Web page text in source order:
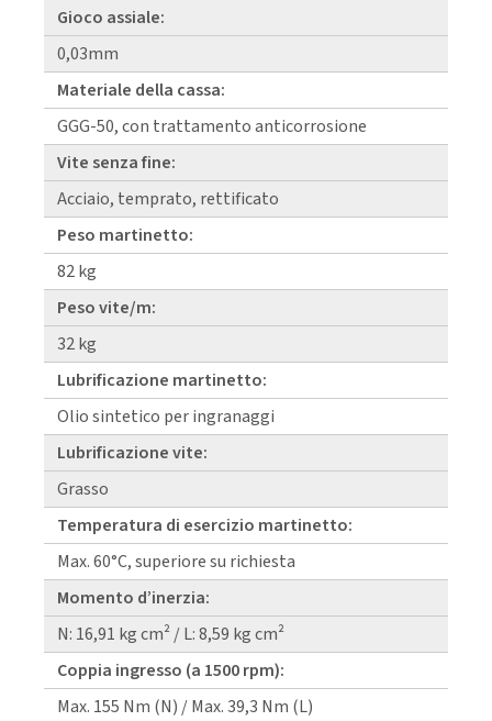
Gioco assiale:
0,03mm
Materiale della cassa:
GGG-50, con trattamento anticorrosione
Vite senza fine:
Acciaio, temprato, rettificato
Peso martinetto:
82 kg
Peso vite/m:
32 kg
Lubrificazione martinetto:
Olio sintetico per ingranaggi
Lubrificazione vite:
Grasso
Temperatura di esercizio martinetto:
Max. 60°C, superiore su richiesta
Momento d’inerzia:
N: 16,91 kg cm² / L: 8,59 kg cm²
Coppia ingresso (a 1500 rpm):
Max. 155 Nm (N) / Max. 39,3 Nm (L)